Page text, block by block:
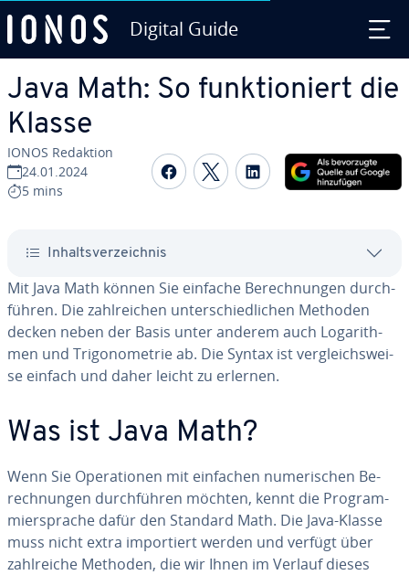
Digital Guide
Java Math: So funk­tio­niert die
Klasse
IONOS Redaktion
24.01.2024
5 mins
Auf Facebook teilen
Auf Twitter teilen
Auf LinkedIn
In­halts­ver­zeich­nis
Mit Java Math können Sie einfache Be­rech­nun­gen durch­
füh­ren. Die zahl­rei­chen un­ter­schied­li­chen Methoden
decken neben der Basis unter anderem auch Log­arith­
men und Tri­go­no­me­trie ab. Die Syntax ist ver­gleichs­wei­
se einfach und daher leicht zu erlernen.
Was ist Java Math?
Wenn Sie Ope­ra­tio­nen mit einfachen nu­me­ri­schen Be­
rech­nun­gen durch­füh­ren möchten, kennt die Pro­gram­
mier­spra­che dafür den Standard Math. Die Java-Klasse
muss nicht extra im­por­tiert werden und verfügt über
zahl­rei­che Methoden, die wir Ihnen im Verlauf dieses